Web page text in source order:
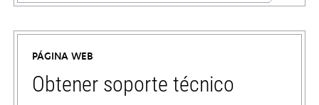
PÁGINA WEB
Obtener soporte técnico